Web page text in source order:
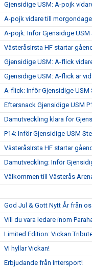
Gjensidige USM: A-pojk
A-pojk vidare till
A-pojk: Inför Gjensidige USM
VästeråsIrsta HF startar
Gjensidige USM: A-flick
Gjensidige USM: A-flick är
A-flick: Inför Gjensidige USM
Eftersnack Gjensidige USM
Damutveckling klara för
P14: Inför Gjensidige USM
VästeråsIrsta HF startar
Damutveckling: Inför
Välkommen till Västerås
God Jul & Gott Nytt År från
Vill du vara ledare inom
Limited Edition: Vickan
VI hyllar Vickan!
Erbjudande från Intersport!